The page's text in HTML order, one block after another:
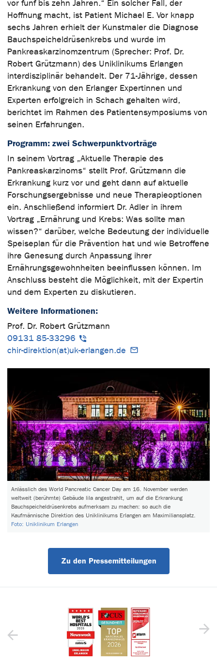
vor fünf bis zehn Jahren.“ Ein solcher Fall, der
Hoffnung macht, ist Patient Michael E. Vor knapp
sechs Jahren erhielt der Kunstmaler die Diagnose
Bauchspeicheldrüsenkrebs und wurde im
Pankreaskarzinomzentrum (Sprecher: Prof. Dr.
Robert Grützmann) des Uniklinikums Erlangen
interdisziplinär behandelt. Der 71-Jährige, dessen
Erkrankung von den Erlanger Expertinnen und
Experten erfolgreich in Schach gehalten wird,
berichtet im Rahmen des Patientensymposiums von
seinen Erfahrungen.
Programm: zwei Schwerpunktvorträge
In seinem Vortrag „Aktuelle Therapie des
Pankreaskarzinoms“ stellt Prof. Grützmann die
Erkrankung kurz vor und geht dann auf aktuelle
Forschungsergebnisse und neue Therapieoptionen
ein. Anschließend informiert Dr. Adler in ihrem
Vortrag „Ernährung und Krebs: Was sollte man
wissen?“ darüber, welche Bedeutung der individuelle
Speiseplan für die Prävention hat und wie Betroffene
ihre Genesung durch Anpassung ihrer
Ernährungsgewohnheiten beeinflussen können. Im
Anschluss besteht die Möglichkeit, mit der Expertin
und dem Experten zu diskutieren.
Weitere Informationen:
Prof. Dr. Robert Grützmann
09131 85-33296
chir-direktion(at)uk-erlangen.de
Anlässlich des World Pancreatic Cancer Day am 16. November werden
weltweit (berühmte) Gebäude lila angestrahlt, um auf die Erkrankung
Bauchspeicheldrüsenkrebs aufmerksam zu machen: so auch die
Kaufmännische Direktion des Uniklinikums Erlangen am Maximiliansplatz.
Foto: Uniklinikum Erlangen
Zu den Pressemitteilungen